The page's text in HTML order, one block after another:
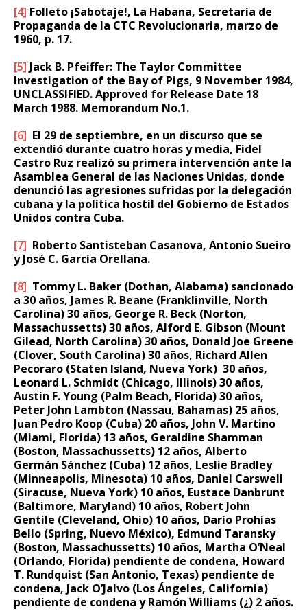
[4] Folleto ¡Sabotaje!, La Habana, Secretaría de
Propa­ganda de la CTC Revolucionaria, marzo de
1960, p. 17.
[5] Jack B. Pfeiffer: The Taylor Committee
Investigation of the Bay of Pigs, 9 November 1984,
UNCLASSIFIED. Approved for Release Date 18
March 1988. Memorandum No.1.
[6] El 29 de septiembre, en un discurso que se
extendió durante cuatro horas y media, Fidel
Castro Ruz realizó su primera intervención ante la
Asamblea General de las Naciones Unidas, donde
denunció las agresiones sufridas por la delegación
cubana y la política hostil del Gobierno de Estados
Unidos contra Cuba.
[7] Roberto Santisteban Casanova, Antonio Sueiro
y José C. García Orellana.
[8] Tommy L. Baker (Dothan, Alabama) sancionado
a 30 años, James R. Beane (Franklinville, North
Carolina) 30 años, George R. Beck (Norton,
Massachussetts) 30 años, Alford E. Gibson (Mount
Gilead, North Carolina) 30 años, Donald Joe Greene
(Clover, South Carolina) 30 años, Richard Allen
Pecoraro (Staten Island, Nueva York) 30 años,
Leonard L. Schmidt (Chicago, Illinois) 30 años,
Austin F. Young (Palm Beach, Florida) 30 años,
Peter John Lambton (Nassau, Bahamas) 25 años,
Juan Pedro Koop (Cuba) 20 años, John V. Martino
(Miami, Florida) 13 años, Geraldine Shamman
(Boston, Massachussetts) 12 años, Alberto
Germán Sánchez (Cuba) 12 años, Leslie Bradley
(Minneapolis, Minesota) 10 años, Daniel Carswell
(Siracuse, Nueva York) 10 años, Eustace Danbrunt
(Baltimore, Maryland) 10 años, Robert John
Gentile (Cleveland, Ohio) 10 años, Darío Prohías
Bello (Spring, Nuevo México), Edmund Taransky
(Boston, Massachussetts) 10 años, Martha O’Neal
(Orlando, Florida) pendiente de condena, Howard
T. Rundquist (San Antonio, Texas) pendiente de
condena, Jack O’Jalvo (Los Ángeles, California)
pendiente de condena y Ramón Williams (¿) 2 años.